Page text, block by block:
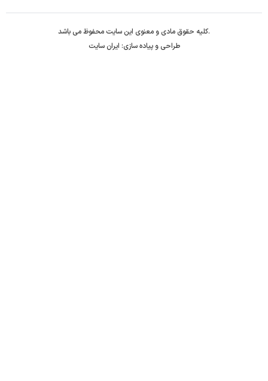
کلیه حقوق مادی و معنوی این سایت محفوظ می باشد.
طراحی و پیاده سازی: ایران سایت